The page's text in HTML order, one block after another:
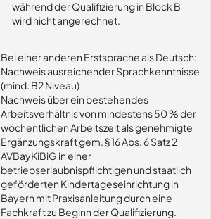
während der Qualifizierung in Block B
wird nicht angerechnet.
Bei einer anderen Erstsprache als Deutsch:
Nachweis ausreichender Sprachkenntnisse
(mind. B2 Niveau)
Nachweis über ein bestehendes
Arbeitsverhältnis von mindestens 50 % der
wöchentlichen Arbeitszeit als genehmigte
Ergänzungskraft gem. § 16 Abs. 6 Satz 2
AVBayKiBiG in einer
betriebserlaubnispflichtigen und staatlich
geförderten Kindertageseinrichtung in
Bayern mit Praxisanleitung durch eine
Fachkraft zu Beginn der Qualifizierung.